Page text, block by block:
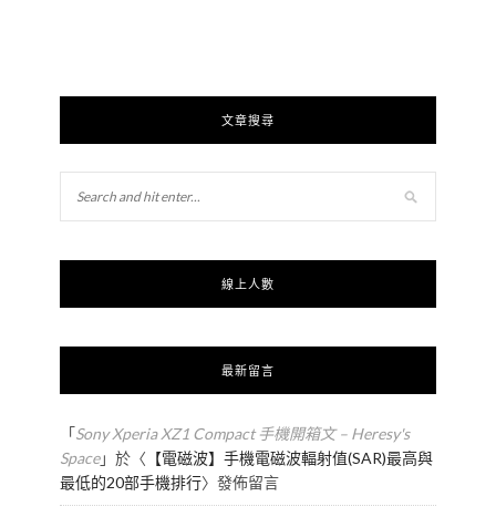
文章搜尋
線上人數
最新留言
「Sony Xperia XZ1 Compact 手機開箱文 – Heresy's
Space」於〈 【電磁波】手機電磁波輻射值(SAR)最高與
最低的20部手機排行〉發佈留言